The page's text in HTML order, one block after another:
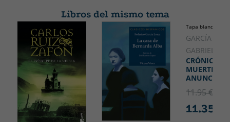
Libros del mismo tema
Tapa blanda o
GARCÍA
GABRIEL
CRÓNICA
MUERTE
ANUNCIADA
11.95 €
11.35 €